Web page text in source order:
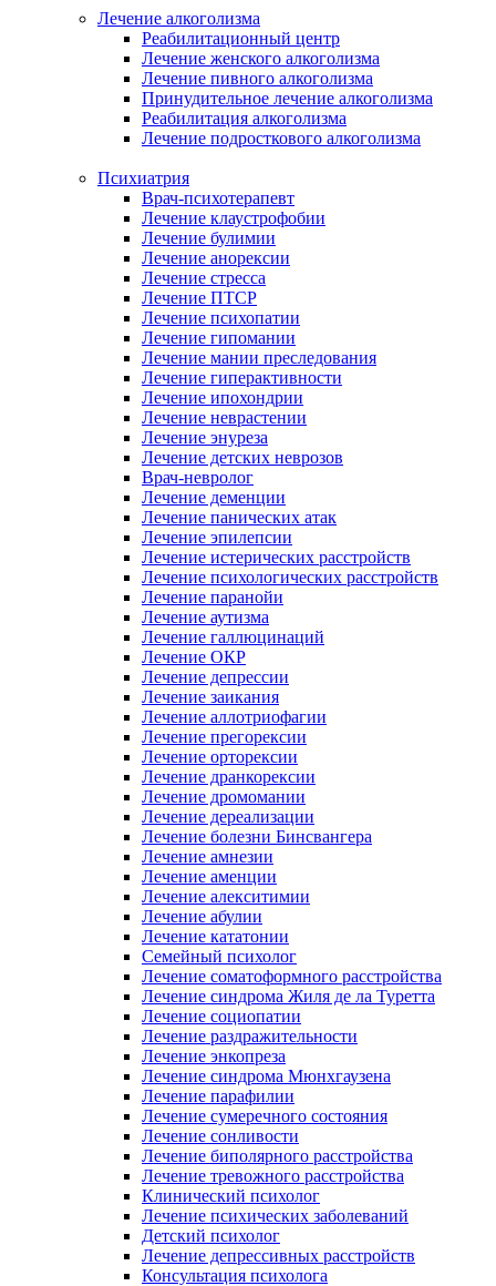
Лечение алкоголизма
Реабилитационный центр
Лечение женского алкоголизма
Лечение пивного алкоголизма
Принудительное лечение алкоголизма
Реабилитация алкоголизма
Лечение подросткового алкоголизма
Психиатрия
Врач-психотерапевт
Лечение клаустрофобии
Лечение булимии
Лечение анорексии
Лечение стресса
Лечение ПТСР
Лечение психопатии
Лечение гипомании
Лечение мании преследования
Лечение гиперактивности
Лечение ипохондрии
Лечение неврастении
Лечение энуреза
Лечение детских неврозов
Врач-невролог
Лечение деменции
Лечение панических атак
Лечение эпилепсии
Лечение истерических расстройств
Лечение психологических расстройств
Лечение паранойи
Лечение аутизма
Лечение галлюцинаций
Лечение ОКР
Лечение депрессии
Лечение заикания
Лечение аллотриофагии
Лечение прегорексии
Лечение орторексии
Лечение дранкорексии
Лечение дромомании
Лечение дереализации
Лечение болезни Бинсвангера
Лечение амнезии
Лечение аменции
Лечение алекситимии
Лечение абулии
Лечение кататонии
Семейный психолог
Лечение соматоформного расстройства
Лечение синдрома Жиля де ла Туретта
Лечение социопатии
Лечение раздражительности
Лечение энкопреза
Лечение синдрома Мюнхгаузена
Лечение парафилии
Лечение сумеречного состояния
Лечение сонливости
Лечение биполярного расстройства
Лечение тревожного расстройства
Клинический психолог
Лечение психических заболеваний
Детский психолог
Лечение депрессивных расстройств
Консультация психолога